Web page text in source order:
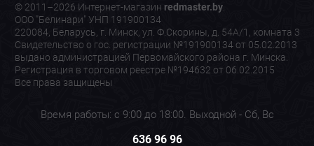
© 2011–2026 Интернет-магазин redmaster.by.
ООО "Белинари" УНП 191900134
220084, Беларусь, г. Минск, ул. Ф.Скорины, д. 54А/1, комната 3
Свидетельство о гос. регистрации №191900134 от 05.02.2013
выдано администрацией Первомайского района г. Минска.
Регистрация в торговом реестре №194632 от 06.02.2015
Все права защищены
Время работы: с 9:00 до 18:00. Выходной - Сб, Вс
636 96 96